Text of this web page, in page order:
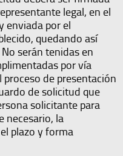
legal, en el
enviada por el
quedando así
serán tenidas en
por vía
de presentación
de solicitud que
solicitante para
necesario, la
plazo y forma